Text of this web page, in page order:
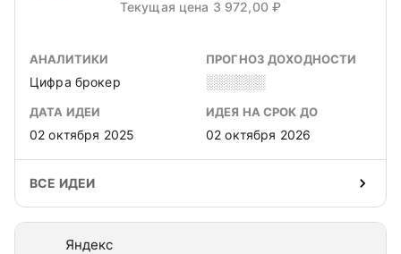
Текущая цена 3 972,00 ₽
АНАЛИТИКИ
Цифра брокер
ПРОГНОЗ ДОХОДНОСТИ
░░░░░░
ДАТА ИДЕИ
02 октября 2025
ИДЕЯ НА СРОК ДО
02 октября 2026
ВСЕ ИДЕИ
Яндекс